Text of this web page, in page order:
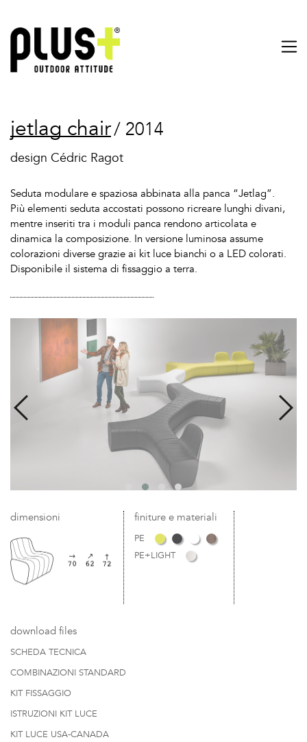
dimensioni finiture e materiali
PE
PE+LIGHT
download files
SCHEDA TECNICA
COMBINAZIONI STANDARD
KIT FISSAGGIO
ISTRUZIONI KIT LUCE
KIT LUCE USA-CANADA
jetlag chair/ 2014
design Cédric Ragot
Seduta modulare e spaziosa abbinata alla panca “Jetlag”.
Più elementi seduta accostati possono ricreare lunghi divani,
mentre inseriti tra i moduli panca rendono articolata e
dinamica la composizione. In versione luminosa assume
colorazioni diverse grazie ai kit luce bianchi o a LED colorati.
Disponibile il sistema di fissaggio a terra.